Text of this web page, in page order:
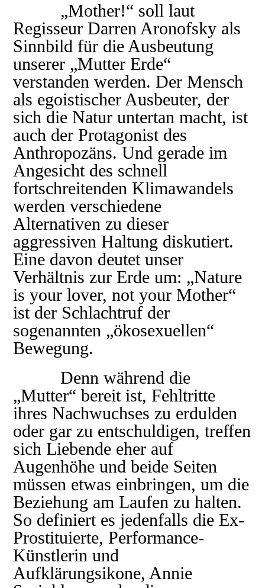
„Mother!“ soll laut
Regisseur Darren Aronofsky als
Sinnbild für die Ausbeutung
unserer „Mutter Erde“
verstanden werden. Der Mensch
als egoistischer Ausbeuter, der
sich die Natur untertan macht, ist
auch der Protagonist des
Anthropozäns. Und gerade im
Angesicht des schnell
fortschreitenden Klimawandels
werden verschiedene
Alternativen zu dieser
aggressiven Haltung diskutiert.
Eine davon deutet unser
Verhältnis zur Erde um: „Nature
is your lover, not your Mother“
ist der Schlachtruf der
sogenannten „ökosexuellen“
Bewegung.
Denn während die
„Mutter“ bereit ist, Fehltritte
ihres Nachwuchses zu erdulden
oder gar zu entschuldigen, treffen
sich Liebende eher auf
Augenhöhe und beide Seiten
müssen etwas einbringen, um die
Beziehung am Laufen zu halten.
So definiert es jedenfalls die Ex-
Prostituierte, Performance-
Künstlerin und
Aufklärungsikone, Annie